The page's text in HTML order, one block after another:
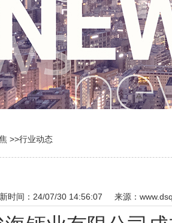
>>行业动态
时间：24/07/30 14:56:07 来源：